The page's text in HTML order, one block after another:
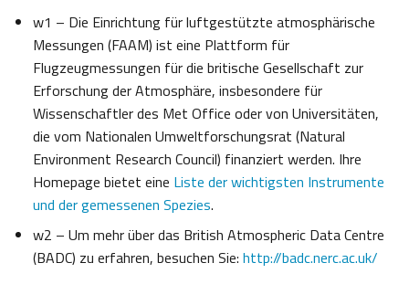
w1 – Die Einrichtung für luftgestützte atmosphärische
Messungen (FAAM) ist eine Plattform für
Flugzeugmessungen für die britische Gesellschaft zur
Erforschung der Atmosphäre, insbesondere für
Wissenschaftler des Met Office oder von Universitäten,
die vom Nationalen Umweltforschungsrat (Natural
Environment Research Council) finanziert werden. Ihre
Homepage bietet eine Liste der wichtigsten Instrumente
und der gemessenen Spezies.
w2 – Um mehr über das British Atmospheric Data Centre
(BADC) zu erfahren, besuchen Sie: http://badc.nerc.ac.uk/